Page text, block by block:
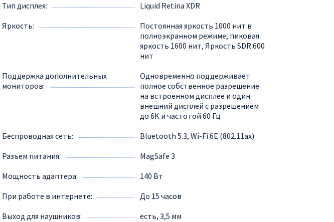
Тип дисплея
Liquid Retina XDR
Яркость
Постоянная яркость 1000 нит в
полноэкранном режиме, пиковая
яркость 1600 нит, Яркость SDR 600
нит
Поддержка дополнительных
мониторов
Одновременно поддерживает
полное собственное разрешение
на встроенном дисплее и один
внешний дисплей с разрешением
до 6K и частотой 60 Гц
Беспроводная сеть
Bluetooth 5.3, Wi-Fi 6E (802.11ax)
Разъем питания
MagSafe 3
Мощность адаптера
140 Вт
При работе в интернете
До 15 часов
Выход для наушников
есть, 3,5 мм